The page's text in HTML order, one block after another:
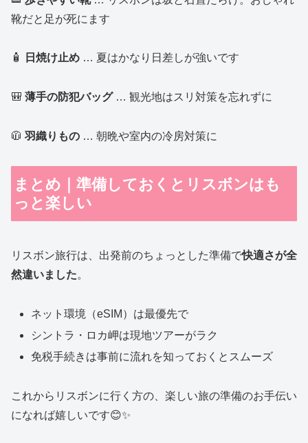
靴だと足が死にます
🧴 日焼け止め … 夏はかなり日差しが強いです
🎒 薄手の防犯バッグ… 観光地はスリ対策を忘れずに
🧥 羽織りもの … 朝晩や室内の冷房対策に
まとめ｜準備しておくとリスボンはも
っと楽しい
リスボン旅行は、出発前のちょっとした準備で快適さが全
然違いました。
ネット環境（eSIM）は最優先で
シントラ・ロカ岬は現地ツアーがラク
免税手続きは事前に流れを知っておくとスムーズ
これからリスボンに行く方の、楽しい旅の準備のお手伝い
になれば嬉しいです😊✨